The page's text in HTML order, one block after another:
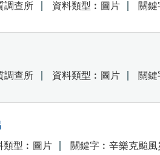
調查所 資料類型︰圖片 關鍵
調查所 資料類型︰圖片 關鍵
類型︰圖片 關鍵字︰辛樂克颱